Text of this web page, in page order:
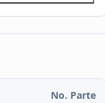
No. Parte